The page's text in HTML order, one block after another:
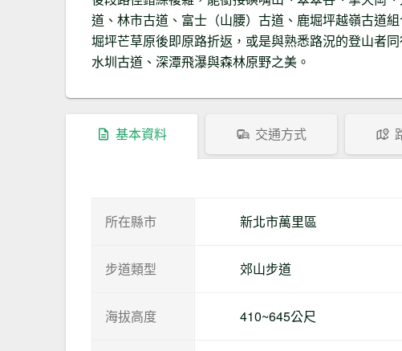
道、林市古道、富士（山腰）古道、鹿堀坪越嶺古道
堀坪芒草原後即原路折返，或是與熟悉路況的登山者
水圳古道、深潭飛瀑與森林原野之美。
基本資料 交通方式
所在縣市 新北市萬里區
步道類型 郊山步道
海拔高度 410~645公尺